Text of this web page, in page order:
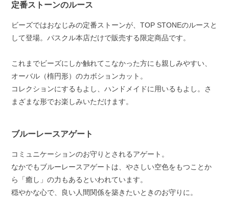
定番ストーンのルース
ビーズではおなじみの定番ストーンが、TOP STONEのルースと
して登場。パスクル本店だけで販売する限定商品です。
これまでビーズにしか触れてこなかった方にも親しみやすい、
オーバル（楕円形）のカボションカット。
コレクションにするもよし、ハンドメイドに用いるもよし。さ
まざまな形でお楽しみいただけます。
ブルーレースアゲート
コミュニケーションのお守りとされるアゲート。
なかでもブルーレースアゲートは、やさしい空色をもつことか
ら「癒し」の力もあるといわれています。
穏やかな心で、良い人間関係を築きたいときのお守りに。